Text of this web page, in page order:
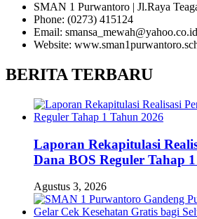
SMAN 1 Purwantoro | Jl.Raya
Phone: (0273) 415124
Email: smansa_mewah@yahoo.co.id
Website:
BERITA TERBARU
Laporan Rekapitulasi
Dana BOS Reguler Tahap
Agustus 3, 2026